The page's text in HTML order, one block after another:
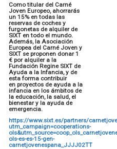
Como titular del Carné
Joven Europeo, ahorrarás
un 15% en todas las
reservas de coches y
furgonetas de alquiler de
SIXT en todo el mundo.
Además, la Asociación
Europea del Carné Joven y
SIXT se proponen donar 1
€ por alquiler a la
Fundación Regine SIXT de
Ayuda a la Infancia, y de
esta forma contribuir
en proyectos de ayuda a la
infancia en los ámbitos de
la educación, la salud, el
bienestar y la ayuda de
emergencia.
https://www.sixt.es/partners/
utm_campaign=cooperations-
ols-es-es-15-gen-
carnetjovenespana_JJJJ02TT